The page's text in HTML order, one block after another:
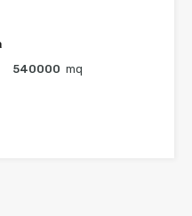
540000 mq